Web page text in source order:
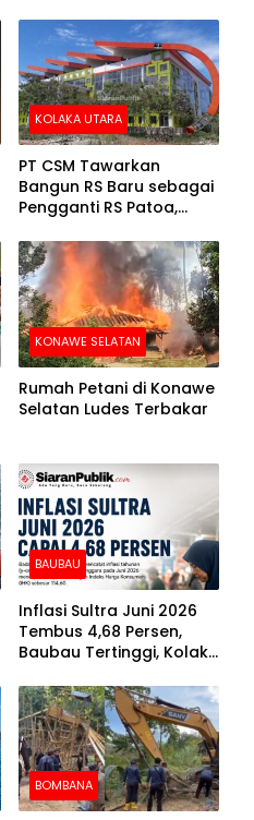
KOLAKA UTARA
PT CSM Tawarkan
Bangun RS Baru sebagai
Pengganti RS Patoa,
Kolut
KONAWE SELATAN
Rumah Petani di Konawe
Selatan Ludes Terbakar
BAUBAU
Inflasi Sultra Juni 2026
Tembus 4,68 Persen,
Baubau Tertinggi, Kolaka
BOMBANA